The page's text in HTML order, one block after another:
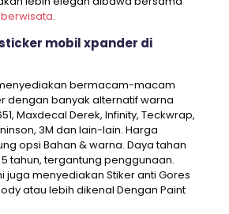
berwisata.
mobil xpander di
bermacam-macam
dengan banyak alternatif warna
Maxdecal Derek, Infinity, Teckwrap,
3M dan lain-lain. Harga
opsi Bahan & warna. Daya tahan
tahun, tergantung penggunaan.
juga menyediakan Stiker anti Gores
atau lebih dikenal Dengan Paint